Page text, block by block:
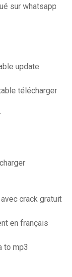
sur whatsapp
update
télécharger
crack gratuit
en français
to mp3